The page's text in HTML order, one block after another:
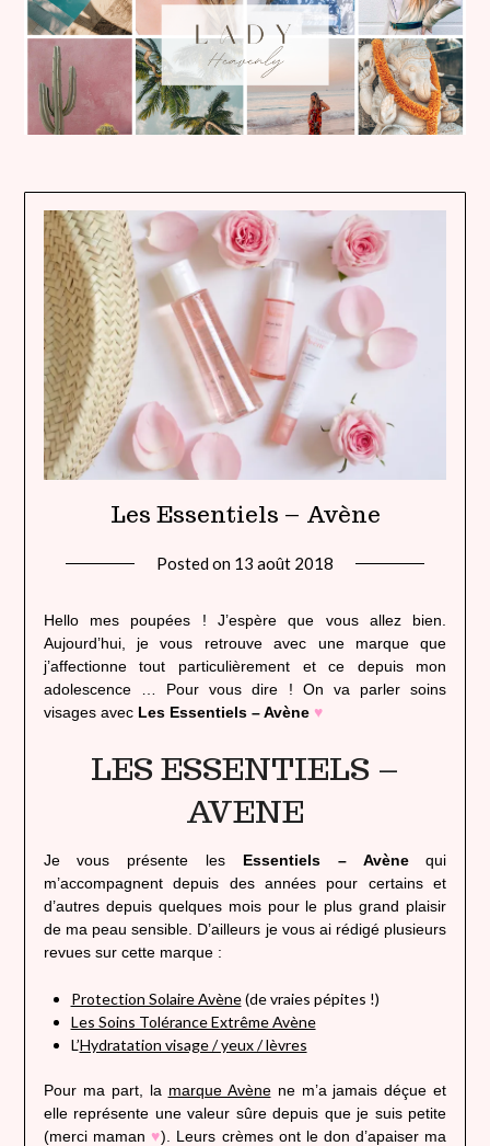
Les Essentiels – Avène
Posted on 13 août 2018
heavenly
Hello mes poupées ! J’espère que vous allez bien.
Aujourd’hui, je vous retrouve avec une marque que
j’affectionne tout particulièrement et ce depuis mon
adolescence … Pour vous dire ! On va parler soins
visages avec Les Essentiels – Avène ♥
LES ESSENTIELS –
AVENE
Je vous présente les Essentiels – Avènequi
m’accompagnent depuis des années pour certains et
d’autres depuis quelques mois pour le plus grand plaisir
de ma peau sensible. D’ailleurs je vous ai rédigé plusieurs
revues sur cette marque :
Protection Solaire Avène(de vraies pépites !)
Les Soins Tolérance Extrême Avène
L’Hydratation visage / yeux / lèvres
Pour ma part, la marque Avènene m’a jamais déçue et
elle représente une valeur sûre depuis que je suis petite
(merci maman ♥). Leurs crèmes ont le don d’apaiser ma